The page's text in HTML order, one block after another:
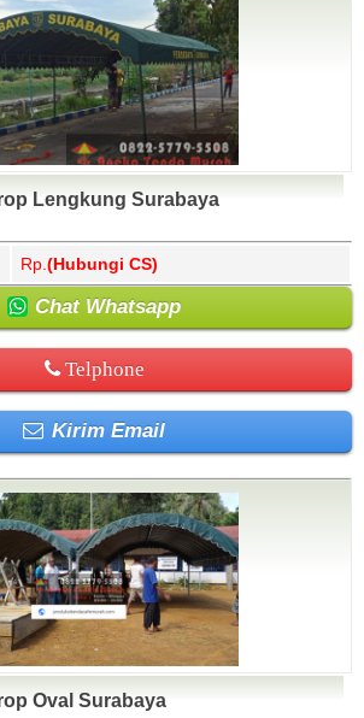
Lengkung Surabaya
Rp. (Hubungi CS)
Chat Whatsapp
Telphone
Kirim Email
Oval Surabaya